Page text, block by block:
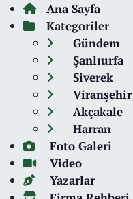
Ana Sayfa
Kategoriler
Gündem
Şanlıurfa
Siverek
Viranşehir
Akçakale
Harran
Foto Galeri
Video
Yazarlar